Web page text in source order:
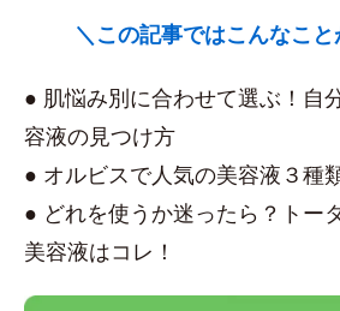
＼この記事ではこんなこ
● 肌悩み別に合わせて選ぶ！自
容液の見つけ方
● オルビスで人気の美容液３種
● どれを使うか迷ったら？トー
美容液はコレ！